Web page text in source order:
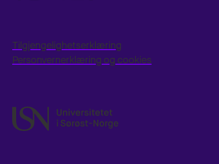
Tilgjengelighetserklæring
Personvernerklæring og cookies